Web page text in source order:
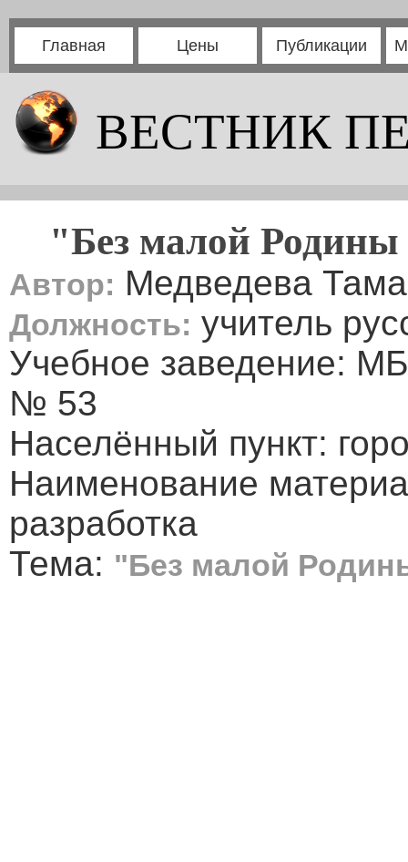
Главная Цены Публикации
ВЕСТНИК
"Без малой
Автор: Медведева
Должность: учитель
Учебное заведение:
№ 53
Населённый пункт:
Наименование
разработка
Тема: "Без малой